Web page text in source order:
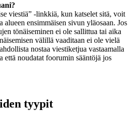
viestiä” -linkkiä, kun katselet sitä, voit
alueen ensimmäisen sivun yläosaan. Jos
tönäiseminen ei ole sallittua tai aika
välillä vaaditaan ei ole vielä
nostaa viestiketjua vastaamalla
että noudatat foorumin sääntöjä jos
tyypit